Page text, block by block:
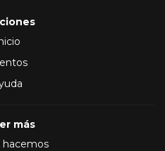
más
hacemos